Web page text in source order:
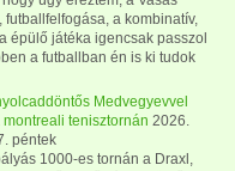
futballfelfogása, a kombinatív,
épülő játéka igencsak passzol
a futballban én is ki tudok
Medvegyevvel
tenisztornán 2026.
péntek
1000-es tornán a Draxl,